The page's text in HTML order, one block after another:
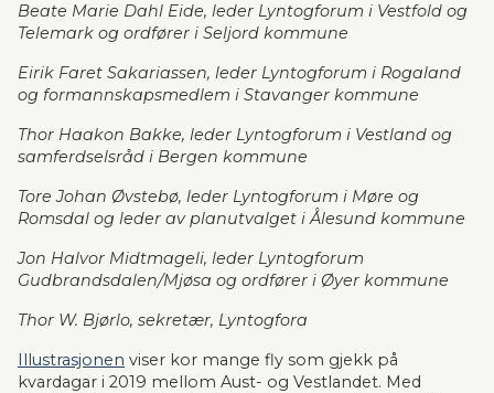
Beate Marie Dahl Eide, leder Lyntogforum i Vestfold og
Telemark og ordfører i Seljord kommune
Eirik Faret Sakariassen, leder Lyntogforum i Rogaland
og formannskapsmedlem i Stavanger kommune
Thor Haakon Bakke, leder Lyntogforum i Vestland og
samferdselsråd i Bergen kommune
Tore Johan Øvstebø, leder Lyntogforum i Møre og
Romsdal og leder av planutvalget i Ålesund kommune
Jon Halvor Midtmageli, leder Lyntogforum
Gudbrandsdalen/Mjøsa og ordfører i Øyer kommune
Thor W. Bjørlo, sekretær, Lyntogfora
Illustrasjonen viser kor mange fly som gjekk på
kvardagar i 2019 mellom Aust- og Vestlandet. Med